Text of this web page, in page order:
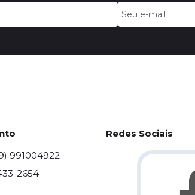
991004922
2654
Redes Sociais